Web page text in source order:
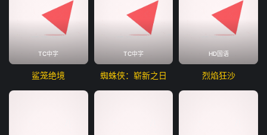
TC中字
鲨笼绝境
TC中字
蜘蛛侠：崭新之日
HD国语
烈焰狂沙